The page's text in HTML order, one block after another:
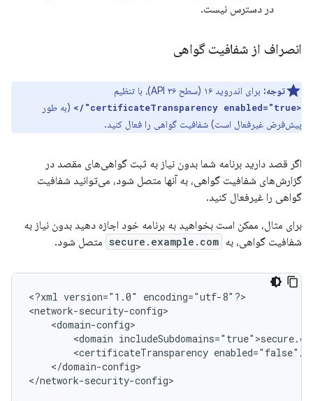
در دسترس نیست.
انصراف از شفافیت گواهی
توجه: برای اندروید ۱۶ (سطح API ۳۶)، با تنظیم
<certificateTransparency enabled="true"/>
(به طور
پیش‌فرض غیرفعال است) شفافیت گواهی را فعال کنید.
اگر قصد دارید برنامه شما بدون نیاز به ثبت گواهی‌های مقصد در
گزارش‌های شفافیت گواهی، به آنها متصل شود، می‌توانید شفافیت
گواهی را غیرفعال کنید.
برای مثال، ممکن است بخواهید به برنامه خود اجازه دهید بدون نیاز به
شفافیت گواهی، به secure.example.com متصل شود.
<?xml version="1.0"
encoding="utf-8"?>
<domain
<certificateTransparency
</domain-config>
</network-security-config>